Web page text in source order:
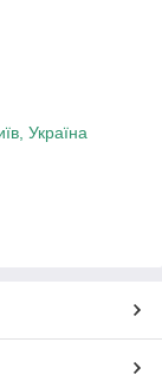
Україна